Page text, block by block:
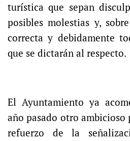
turística que sepan
posibles molestias y,
correcta y debidamente
que se dictarán al respecto.
El Ayuntamiento ya
año pasado otro
refuerzo de la